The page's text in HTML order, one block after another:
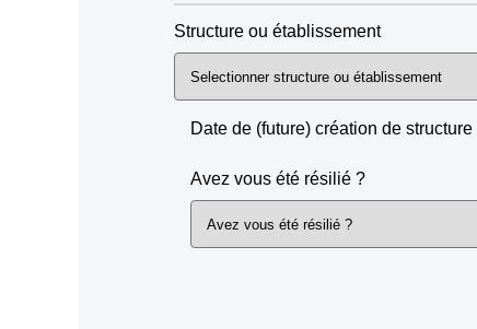
Structure ou établissement
Date de (future) création de structure
Avez vous été résilié ?